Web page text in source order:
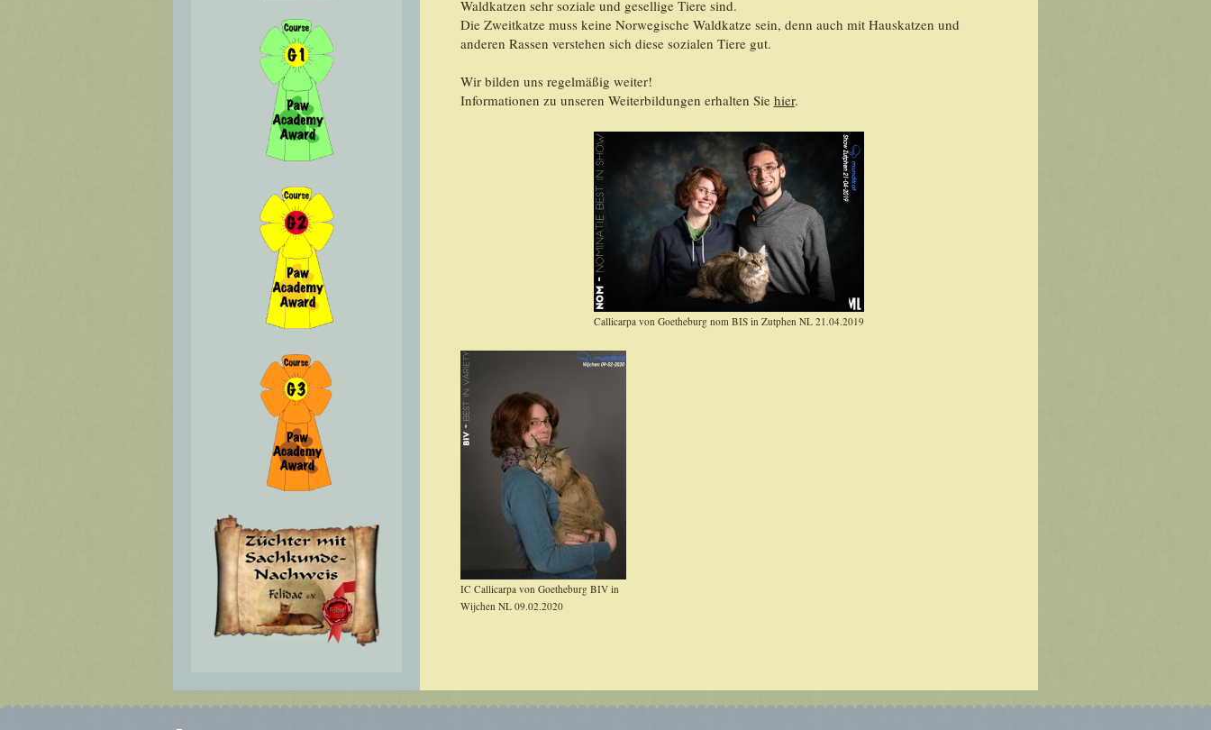
Waldkatzen sehr soziale und gesellige Tiere sind.
Die Zweitkatze muss keine Norwegische Waldkatze sein, denn auch mit Hauskatzen und
anderen Rassen verstehen sich diese sozialen Tiere gut.
Wir bilden uns regelmäßig weiter!
Informationen zu unseren Weiterbildungen erhalten Sie hier.
Callicarpa von Goetheburg nom BIS in Zutphen NL 21.04.2019
IC Callicarpa von Goetheburg BIV in
Wijchen NL 09.02.2020